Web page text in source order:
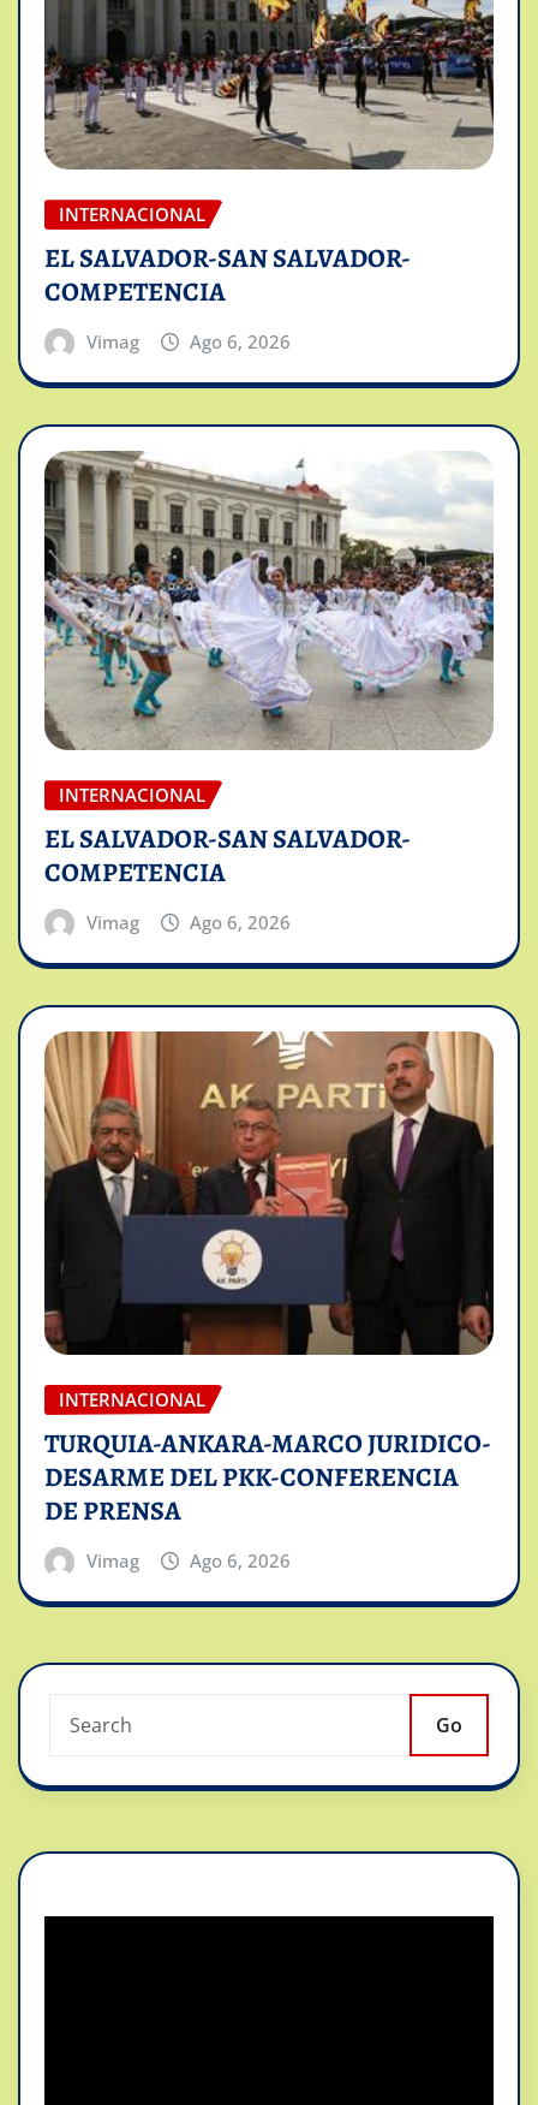
INTERNACIONAL
EL SALVADOR-SAN SALVADOR-
COMPETENCIA
Vimag Ago 6, 2026
INTERNACIONAL
EL SALVADOR-SAN SALVADOR-
COMPETENCIA
Vimag Ago 6, 2026
INTERNACIONAL
TURQUIA-ANKARA-MARCO JURIDICO-
DESARME DEL PKK-CONFERENCIA
DE PRENSA
Vimag Ago 6, 2026
Go